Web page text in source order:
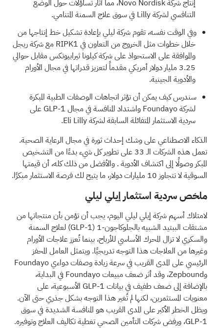
إنتاج شركة Novo Nordisk، مما أثار تساؤلات حول الوضع
التنافسي لشركة Lilly في سوق علاج السمنة المتنامي.
وفي الوقت نفسه، تقوم شركة ليلي بإعادة تشكيل خط إنتاجها من
خلال خطوات مثل الخروج من التعاون في RIPK1 مع شركة ريجل
والموافقة على الاستحواذ على شركة كيلونا ثيرابيوتكس مقابل حوالي
3.25 مليار دولار أمريكي مقدماً لتعزيز قدراتها في مجال الأورام
والأدوية الجينية.
سندرس كيف يمكن أن تؤثر اتجاهات الوصفات الطبية المبكرة
لشركة Foundayo واشتداد المنافسة في مجال GLP-1 على
سردية الاستثمار المتفائلة السابقة لشركة Eli Lilly.
الذكاء الاصطناعي على وشك إحداث ثورة في مجال الرعاية الصحية.
تعمل هذه الشركات الـ 33 على تطوير كل شيء بدءًا من التشخيص
المبكر وصولًا إلى اكتشاف الأدوية. والأفضل من ذلك كله، أن قيمتها
السوقية لا تتجاوز 10 مليارات دولار، ما يتيح لك فرصة الاستثمار مبكرًا.
ملخص سردية استثمار إيلي ليلي
لامتلاك أسهم شركة إيلي ليلي اليوم، يجب أن تؤمن بأن منتجاتها من
مشتقات الببتيد الشبيه بالجلوكاجون-1 (GLP-1) لعلاج السمنة
والسكري لا تزال المحرك الأساسي للأرباح، بينما تُعزز علاجات الأورام
وغيرها من العلاجات هذا التوجه تدريجيًا. ويتمثل العامل المحفز
الرئيسي على المدى القريب في سرعة زيادة وصفات دواءي Foundayo
وZepbound، وقد أثر ضعف مبيعات Foundayo في البداية،
بالإضافة إلى ضعف طفيف في بيانات GLP-1 الأسبوعية، على
معنويات المستثمرين، لكنها لم تُغير هذا التوجه بشكل جذري حتى الآن.
ويظل الخطر الأكبر على المدى القريب هو المنافسة الشديدة في سوق
GLP-1، ورفض شركات التأمين الصحي تغطية تكاليف العلاج وتوفيره.